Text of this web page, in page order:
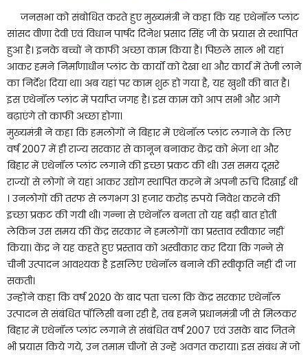
जनसभा को संबोधित करते हुए मुख्यमंत्री ने कहा कि यह एथेनॉल प्लांट
सांसद वीणा देवी एवं विधान पार्षद दिनेश प्रसाद सिंह जी के प्रयास से स्थापित
हुआ है। इनके बच्चों ने काफी अच्छा काम किया है। पिछले साल भी यहां
आकर हमने निर्माणाधीन प्लांट के कार्यों को देखा था और कार्य में तेजी लाने
का निर्देश दिया था। अब यहां पर काम शुरू हो गया है, यह खुशी की बात है।
इस एथेनॉल प्लांट में पर्याप्त जगह है। इस काम को आप सभी और आगे
बढ़ाएंगे तो काफी अच्छा होगा।
मुख्यमंत्री ने कहा कि हमलोगों ने बिहार में एथेनॉल प्लांट लगाने के लिए
वर्ष 2007 में ही राज्य सरकार से कानून बनाकर केंद्र को भेजा था और
बिहार में एथेनॉल प्लांट लगाने की इच्छा प्रकट की थी। उस समय दूसरे
राज्यों से लोगों ने यहां आकर उद्योग स्थापित करने में अपनी रुचि दिखाई थी
। उनलोगों की तरफ से लगभग 31 हजार करोड़ रुपये निवेश करने की
इच्छा प्रकट की गयी थी। गन्ना से एथेनॉल बनता तो यह बड़ी बात होती
लेकिन उस समय की केंद्र सरकार ने हमलोगों का प्रस्ताव स्वीकार नहीं
किया। केंद्र ने यह कहते हुए प्रस्ताव को अस्वीकार कर दिया कि गन्ने से
चीनी उत्पादन आवश्यक है इसलिए एथेनॉल बनाने की स्वीकृति नहीं दी जा
सकती।
उन्होंने कहा कि वर्ष 2020 के बाद पता चला कि केंद्र सरकार एथेनॉल
उत्पादन से संबंधित पॉलिसी बना रही है, तब हमने प्रधानमंत्री जी से मिलकर
बिहार में एथेनॉल प्लांट लगाने से संबंधित वर्ष 2007 एवं उसके बाद जितने
भी प्रयास किये गये, उन तमाम चीजों से उन्हें अवगत कराया। इस संबंध में जो